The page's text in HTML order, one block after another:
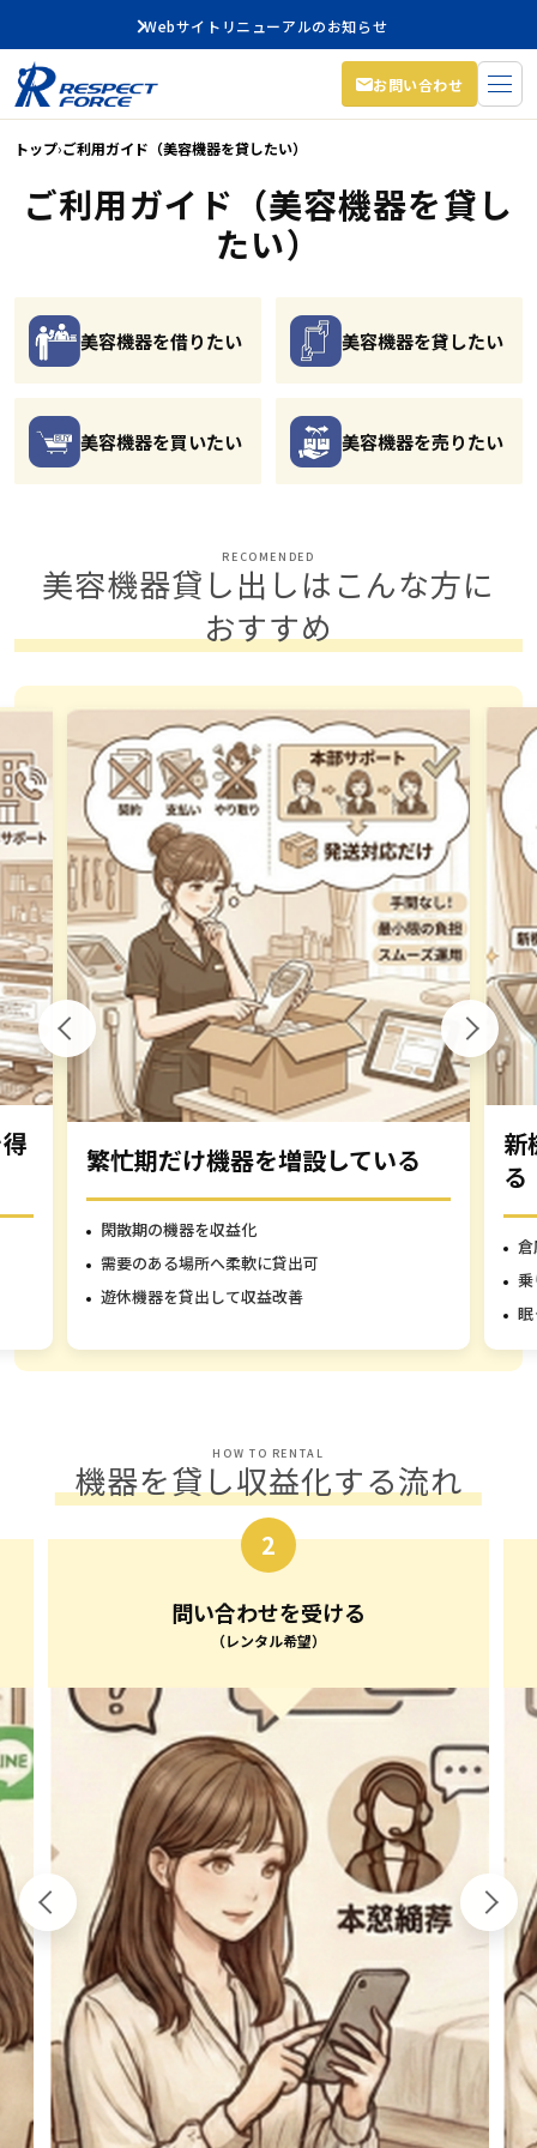
Webサイトリニューアルのお知らせ
お問い合わせ
トップ›ご利用ガイド（美容機器を貸したい）
ご利用ガイド（美容機器を貸し
たい）
美容機器を借りたい 美容機器を貸したい
美容機器を買いたい 美容機器を売りたい
RECOMENDED
美容機器貸し出しはこんな方に
おすすめ
繁忙期だけ機器を増設している
閑散期の機器を収益化
需要のある場所へ柔軟に貸出可
遊休機器を貸出して収益改善
新
る
HOW TO RENTAL
機器を貸し収益化する流れ
2
問い合わせを受ける
（レンタル希望）